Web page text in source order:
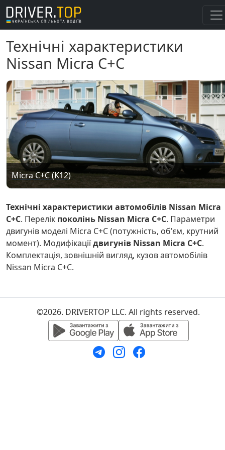
Технічні характеристики
Nissan Micra C+C
Micra C+C (K12)
Технічні характеристики автомобілів Nissan Micra
C+C. Перелік поколінь Nissan Micra C+C. Параметри
двигунів моделі Micra C+C (потужність, об'єм, крутний
момент). Модифікаціїдвигунів Nissan Micra C+C.
Комплектація, зовнішній вигляд, кузов автомобілів
Nissan Micra C+C.
©2026. DRIVERTOP LLC. All rights reserved.